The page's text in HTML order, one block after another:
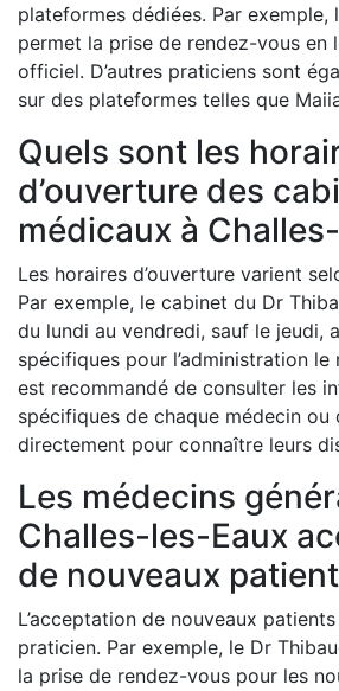
plateformes dédiées. Par exemple,
permet la prise de rendez-vous en
officiel. D’autres praticiens sont
sur des plateformes telles que
Quels sont les
d’ouverture des
médicaux à
Les horaires d’ouverture varient
Par exemple, le cabinet du Dr
du lundi au vendredi, sauf le jeudi,
spécifiques pour l’administration
est recommandé de consulter les
spécifiques de chaque médecin
directement pour connaître leurs
Les médecins
Challes-les-Eaux
de nouveaux
L’acceptation de nouveaux
praticien. Par exemple, le Dr
la prise de rendez-vous pour les